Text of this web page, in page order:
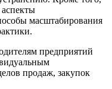
масштабирования
предприятий
продаж, закупок